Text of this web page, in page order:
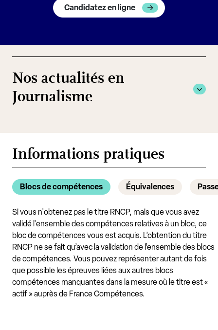
Candidatez en ligne
Nos actualités en
Journalisme
Informations pratiques
Blocs de compétences Équivalences
Si vous n'obtenez pas le titre RNCP, mais que vous avez
validé l'ensemble des compétences relatives à un bloc, ce
bloc de compétences vous est acquis. L’obtention du titre
RNCP ne se fait qu’avec la validation de l’ensemble des blocs
de compétences. Vous pouvez représenter autant de fois
que possible les épreuves liées aux autres blocs
compétences manquantes dans la mesure où le titre est «
actif » auprès de France Compétences.